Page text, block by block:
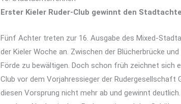
Erster Kieler Ruder-Club gewinnt den
Fünf Achter treten zur 16. Ausgabe des Mixed-
der Kieler Woche an. Zwischen der Blücherbrücke
Förde zu bewältigen. Doch schon früh zeichnet sich
Club vor dem Vorjahressieger der Rudergesellschaft
diesen Vorsprung nicht mehr ab und gewinnt